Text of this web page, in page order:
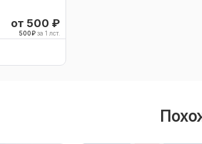
от 500 ₽
500₽ за 1 лст.